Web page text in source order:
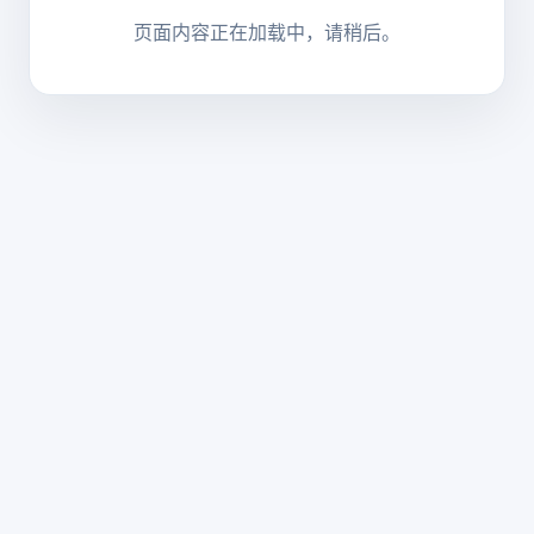
页面内容正在加载中，请稍后。